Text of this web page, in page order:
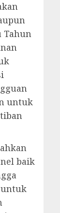
Tahun
untuk
baik